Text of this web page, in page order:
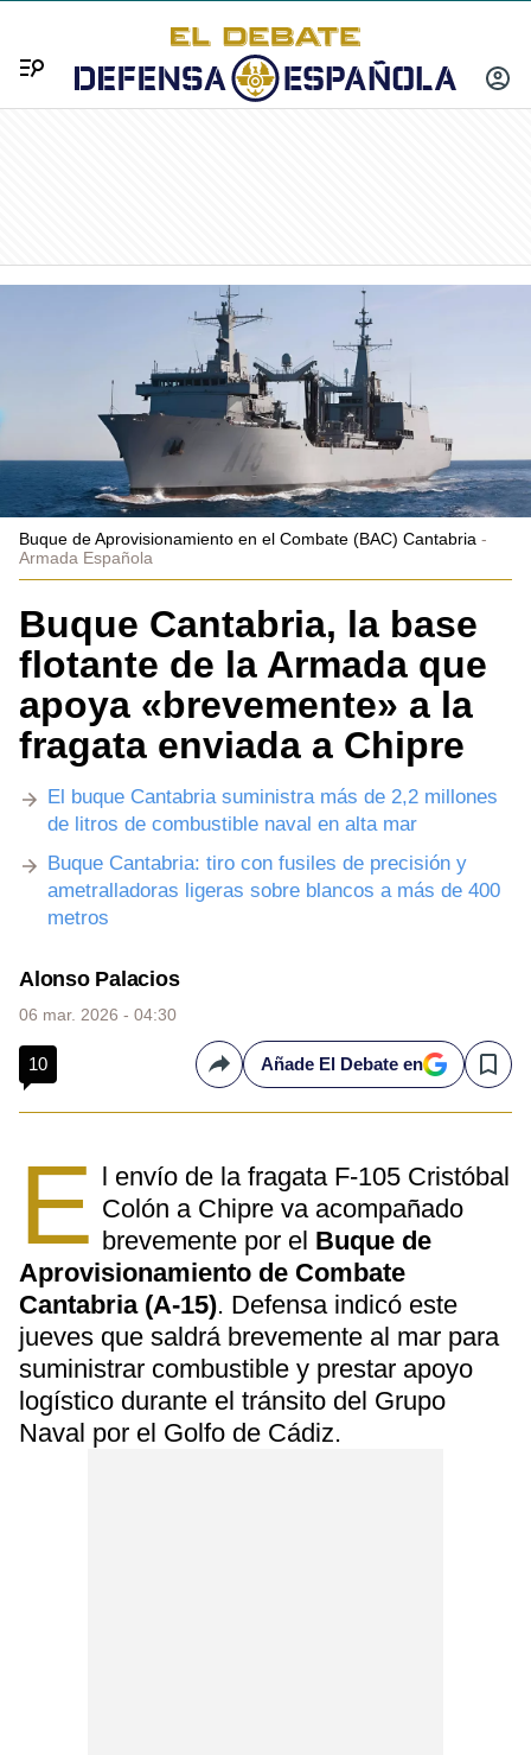
INICIAR
Menú
Buque de Aprovisionamiento en el Combate (BAC) Cantabria
Armada Española
Buque Cantabria, la base
flotante de la Armada que
apoya «brevemente» a la
fragata enviada a Chipre
El buque Cantabria suministra más de 2,2 millones
de litros de combustible naval en alta mar
Buque Cantabria: tiro con fusiles de precisión y
ametralladoras ligeras sobre blancos a más de 400
metros
Alonso Palacios
06 mar. 2026 - 04:30
10 CompartirAñade El Debate en Save
E l envío de la fragata F-105 Cristóbal
Colón a Chipre va acompañado
brevemente por el Buque de
Aprovisionamiento de Combate
Cantabria (A-15). Defensa indicó este
jueves que saldrá brevemente al mar para
suministrar combustible y prestar apoyo
logístico durante el tránsito del Grupo
Naval por el Golfo de Cádiz.